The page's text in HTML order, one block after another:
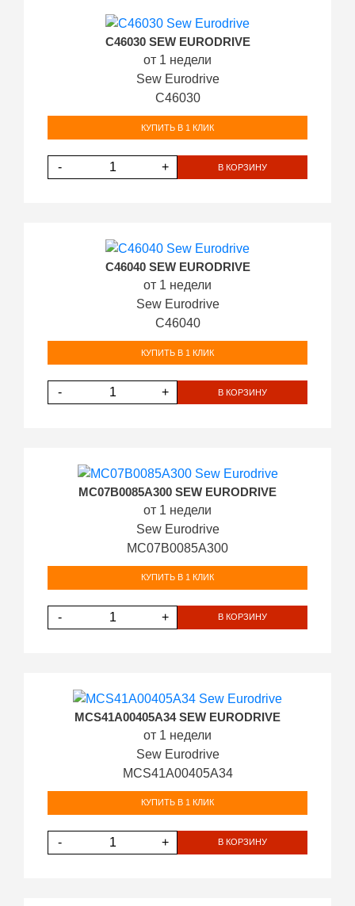
C46030 SEW EURODRIVE
от 1 недели
Sew Eurodrive
C46030
КУПИТЬ В 1 КЛИК
- + В КОРЗИНУ
C46040 SEW EURODRIVE
от 1 недели
Sew Eurodrive
C46040
КУПИТЬ В 1 КЛИК
- + В КОРЗИНУ
MC07B0085A300 SEW EURODRIVE
от 1 недели
Sew Eurodrive
MC07B0085A300
КУПИТЬ В 1 КЛИК
- + В КОРЗИНУ
MCS41A00405A34 SEW EURODRIVE
от 1 недели
Sew Eurodrive
MCS41A00405A34
КУПИТЬ В 1 КЛИК
- + В КОРЗИНУ